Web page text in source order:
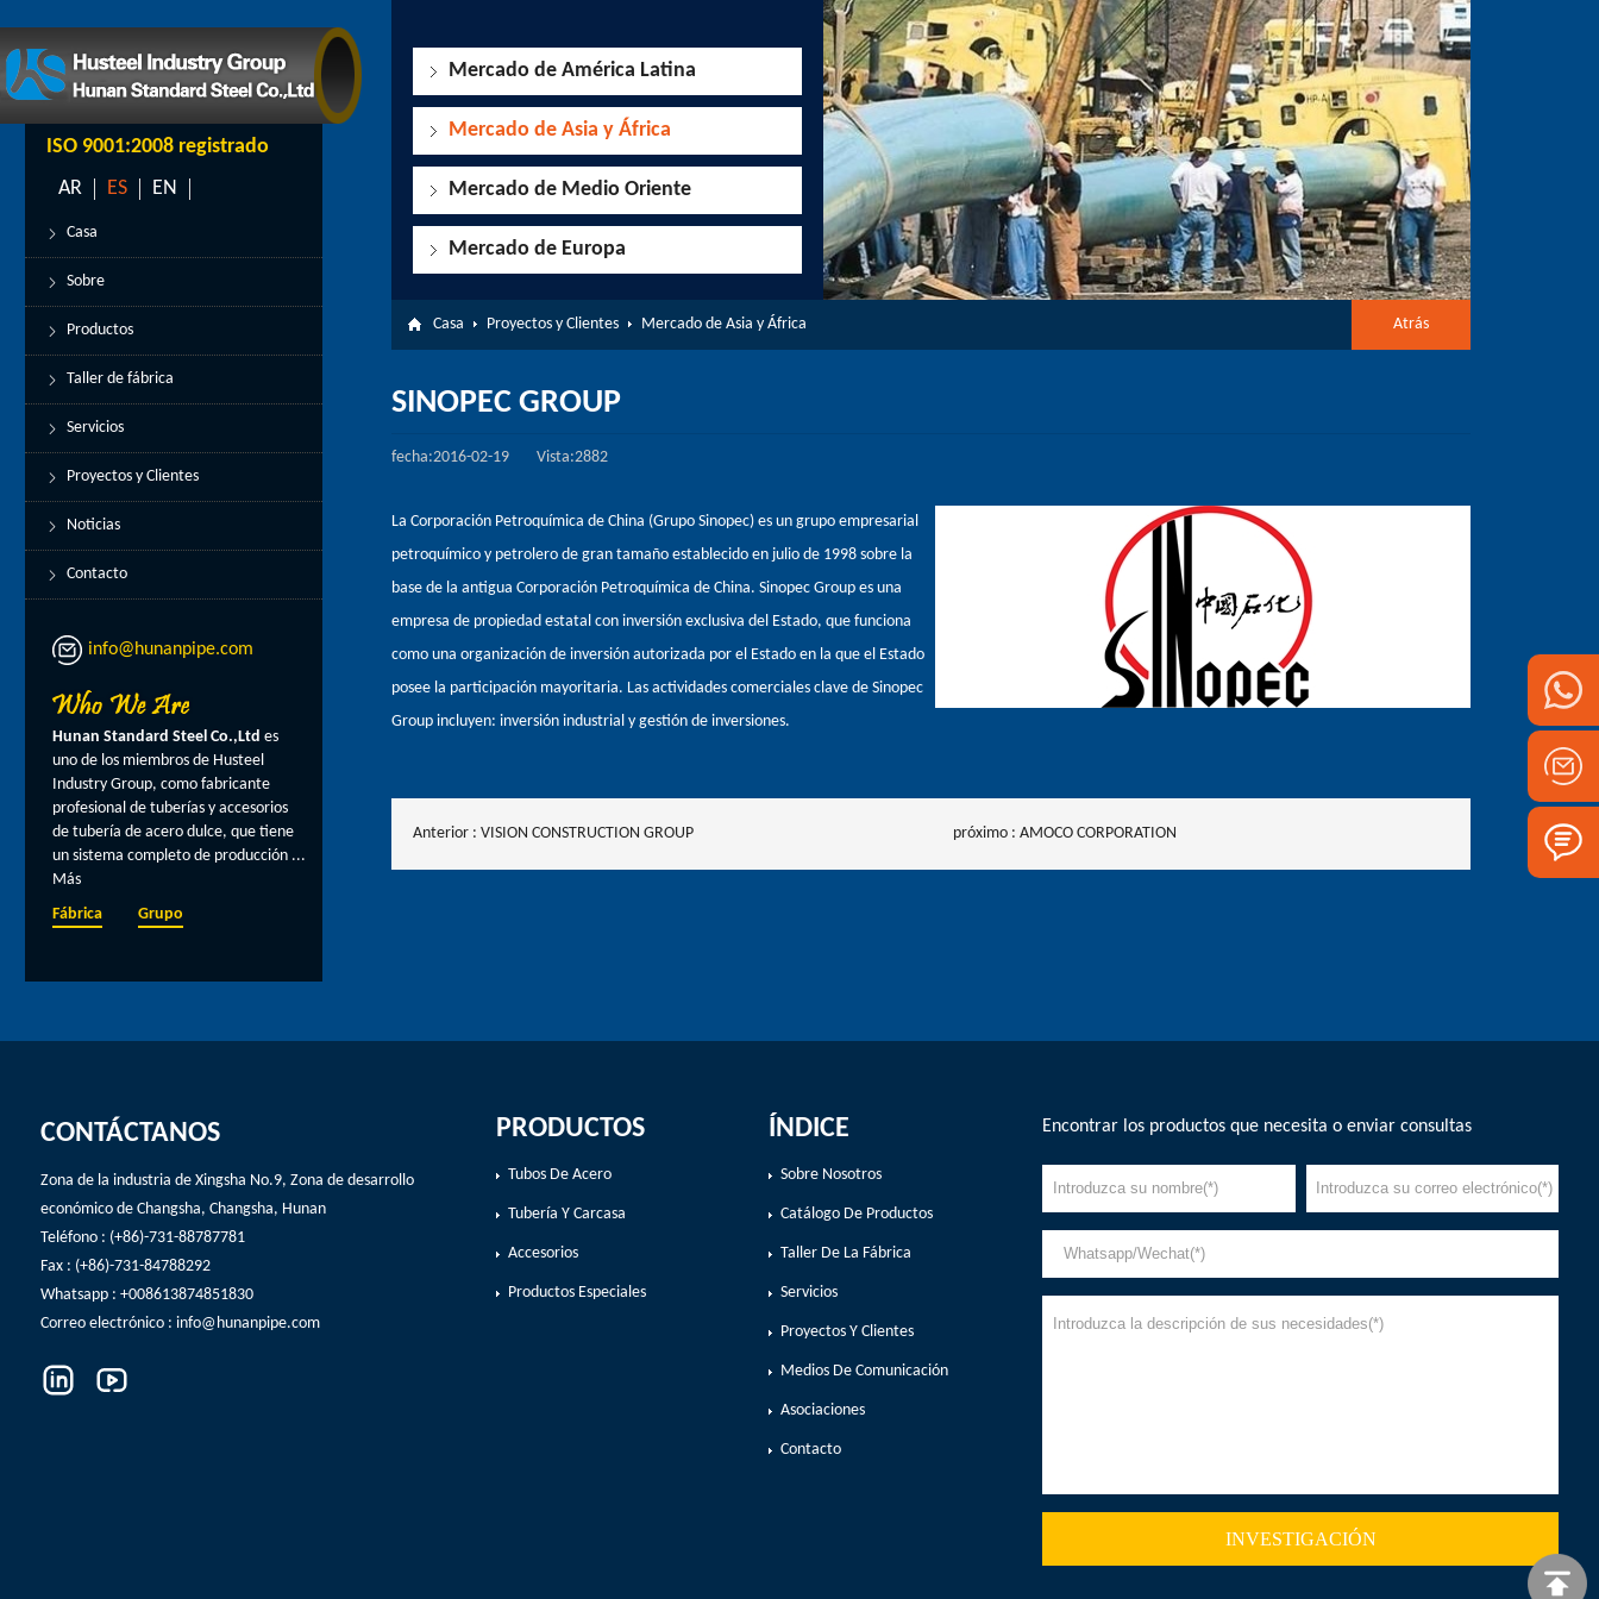
ISO 9001:2008 registrado
AR
ES EN
Casa
Sobre
Productos
Taller de fábrica
Servicios
Proyectos y Clientes
Noticias
Contacto
info@hunanpipe.com
Hunan Standard Steel Co.,Ltd es
uno de los miembros de Husteel
Industry Group, como fabricante
profesional de tuberías y accesorios
de tubería de acero dulce, que tiene
un sistema completo de producción ...
Más
Fábrica
Grupo
Mercado de América Latina
Mercado de Asia y África
Mercado de Medio Oriente
Mercado de Europa
Atrás
Casa Proyectos y Clientes Mercado de Asia y África
SINOPEC GROUP
fecha:2016-02-19 Vista:2882
La Corporación Petroquímica de China (Grupo Sinopec) es un grupo empresarial
petroquímico y petrolero de gran tamaño establecido en julio de 1998 sobre la
base de la antigua Corporación Petroquímica de China. Sinopec Group es una
empresa de propiedad estatal con inversión exclusiva del Estado, que funciona
como una organización de inversión autorizada por el Estado en la que el Estado
posee la participación mayoritaria. Las actividades comerciales clave de Sinopec
Group incluyen: inversión industrial y gestión de inversiones.
Anterior : VISION CONSTRUCTION GROUP próximo : AMOCO CORPORATION
CONTÁCTANOS
Zona de la industria de Xingsha No.9, Zona de desarrollo
económico de Changsha, Changsha, Hunan
Teléfono : (+86)-731-88787781
Fax : (+86)-731-84788292
Whatsapp : +008613874851830
Correo electrónico : info@hunanpipe.com
PRODUCTOS
Tubos De Acero
Tubería Y Carcasa
Accesorios
Productos Especiales
ÍNDICE
Sobre Nosotros
Catálogo De Productos
Taller De La Fábrica
Servicios
Proyectos Y Clientes
Medios De Comunicación
Asociaciones
Contacto
Encontrar los productos que necesita o enviar consultas